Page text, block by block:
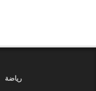
رياضة